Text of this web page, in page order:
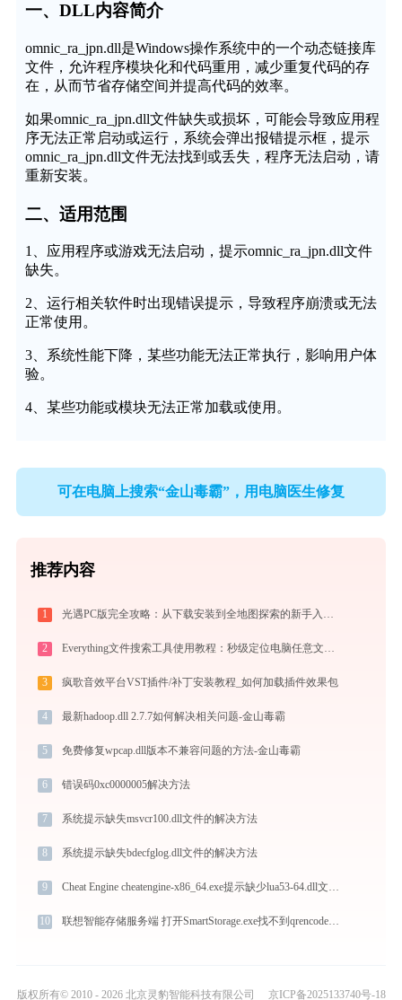
一、DLL内容简介
omnic_ra_jpn.dll是Windows操作系统中的一个动态链接库
文件，允许程序模块化和代码重用，减少重复代码的存
在，从而节省存储空间并提高代码的效率。
如果omnic_ra_jpn.dll文件缺失或损坏，可能会导致应用程
序无法正常启动或运行，系统会弹出报错提示框，提示
omnic_ra_jpn.dll文件无法找到或丢失，程序无法启动，请
重新安装。
二、适用范围
1、应用程序或游戏无法启动，提示omnic_ra_jpn.dll文件
缺失。
2、运行相关软件时出现错误提示，导致程序崩溃或无法
正常使用。
3、系统性能下降，某些功能无法正常执行，影响用户体
验。
4、某些功能或模块无法正常加载或使用。
可在电脑上搜索“金山毒霸”，用电脑医生修复
推荐内容
1 光遇PC版完全攻略：从下载安装到全地图探索的新手入门指南（2026最新）
2 Everything文件搜索工具使用教程：秒级定位电脑任意文件的高效搜索神器
3 疯歌音效平台VST插件/补丁安装教程_如何加载插件效果包
4 最新hadoop.dll 2.7.7如何解决相关问题-金山毒霸
5 免费修复wpcap.dll版本不兼容问题的方法-金山毒霸
6 错误码0xc0000005解决方法
7 系统提示缺失msvcr100.dll文件的解决方法
8 系统提示缺失bdecfglog.dll文件的解决方法
9 Cheat Engine cheatengine-x86_64.exe提示缺少lua53-64.dll文件的解决办法
10 联想智能存储服务端 打开SmartStorage.exe找不到qrencode.dll怎么办
版权所有© 2010 - 2026 北京灵豹智能科技有限公司 京ICP备2025133740号-18